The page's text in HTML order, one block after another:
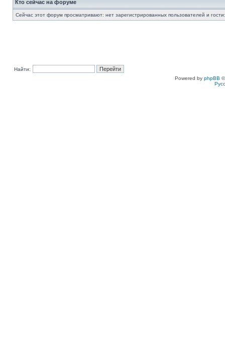
Кто сейчас на форуме
Сейчас этот форум просматривают: нет зарегистрированных пользователей и
Найти:
Powered by phpBB